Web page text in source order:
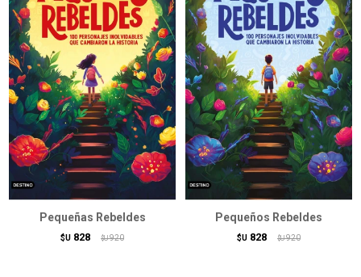
Pequeñas Rebeldes
$U 828 $U 920
Pequeños Rebeldes
$U 828 $U 920